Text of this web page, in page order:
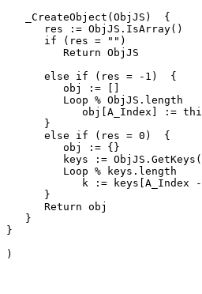
   _CreateObject(ObjJS)  {
      res := ObjJS.IsArray()
      if (res = "")
         Return ObjJS
      else if (res = -1)  {
         obj := []
         Loop % ObjJS.length
obj[A_Index] :=
      }
      else if (res = 0)  {
         obj := {}
keys :=
         Loop % keys.length
k := keys[A_Index
      }
      Return obj
   }
}
)